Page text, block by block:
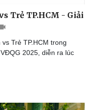
Trẻ TP.HCM - Giải
Trẻ TP.HCM trong
2025, diễn ra lúc